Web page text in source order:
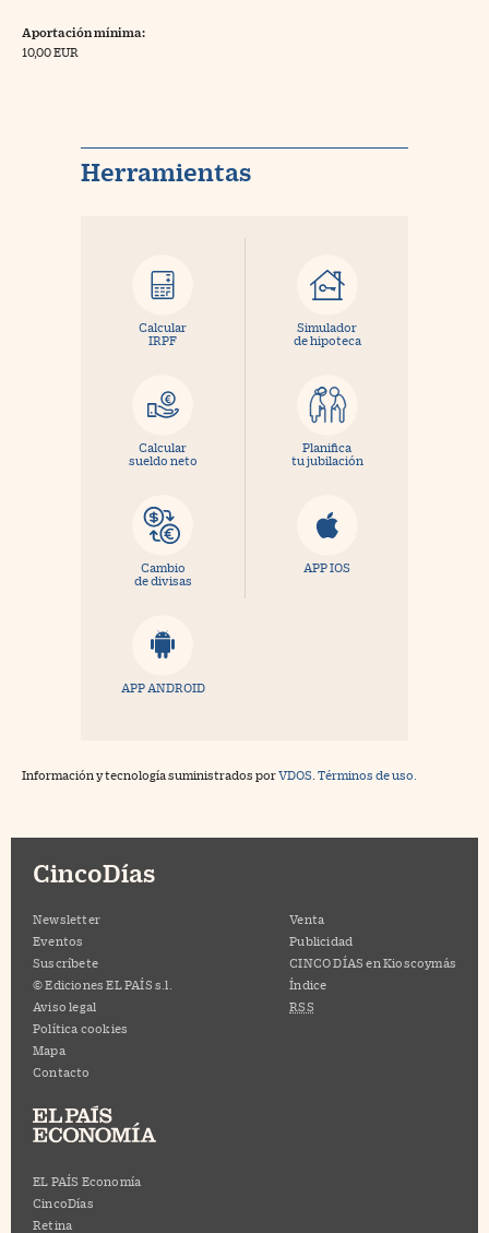
Aportación mínima:
10,00 EUR
Herramientas
Calcular
IRPF
Simulador
de hipoteca
Calcular
sueldo neto
Planifica
tu jubilación
Cambio
de divisas
APP IOS
APP ANDROID
Información y tecnología suministrados porVDOS Términos de uso.
CincoDías
Newsletter
Eventos
Suscríbete
© Ediciones EL PAÍS s.l.
Aviso legal
Política cookies
Mapa
Contacto
Venta
Publicidad
CINCO DÍAS en Kioscoymás
Índice
RSS
EL PAÍS Economía
CincoDías
Retina